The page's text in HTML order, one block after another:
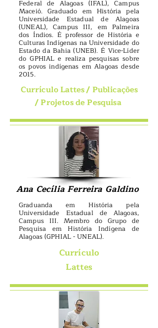
Federal de Alagoas (IFAL), Campus
Maceió. Graduado em História pela
Universidade Estadual de Alagoas
(UNEAL), Campus III, em Palmeira
dos Índios. É professor de História e
Culturas Indígenas na Universidade do
Estado da Bahia (UNEB). É Vice-Líder
do GPHIAL e realiza pesquisas sobre
os povos indígenas em Alagoas desde
2015.
Currículo Lattes/Publicações
/Projetos de Pesquisa
Ana Cecília Ferreira Galdino
Graduanda em História pela
Universidade Estadual de Alagoas,
Campus III. Membro do Grupo de
Pesquisa em História Indígena de
Alagoas (GPHIAL - UNEAL).
Currículo
Lattes